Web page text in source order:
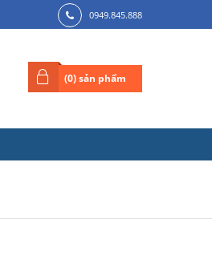
0949.845.888
(0) sản phẩm